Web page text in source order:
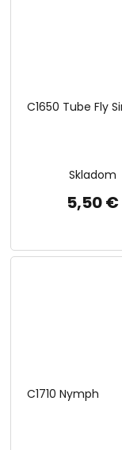
C1650 Tube Fly
Skladom
5,50 €
C1710 Nymph